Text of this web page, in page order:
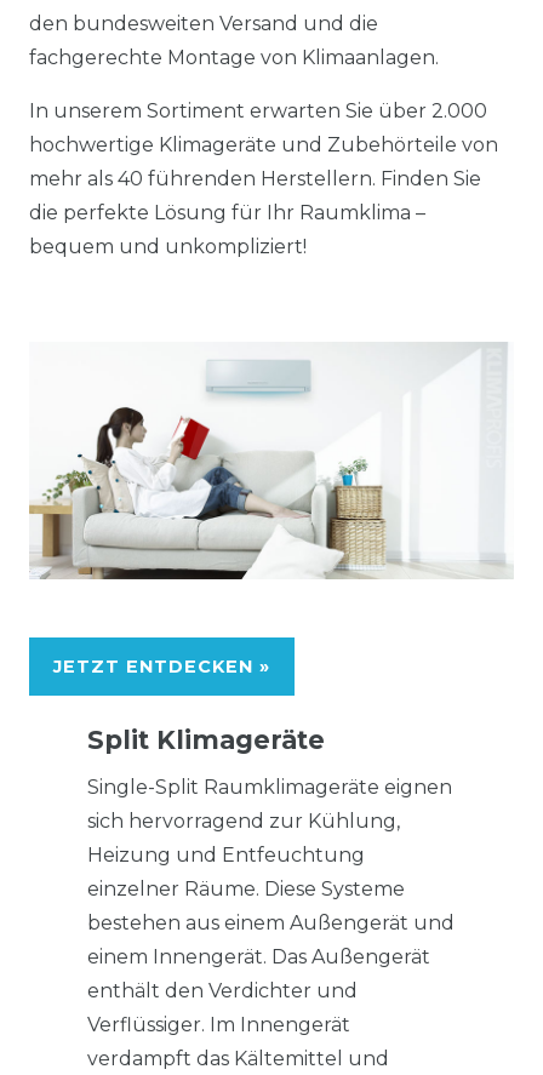
den bundesweiten Versand und die
fachgerechte Montage von Klimaanlagen.
In unserem Sortiment erwarten Sie über 2.000
hochwertige Klimageräte und Zubehörteile von
mehr als 40 führenden Herstellern. Finden Sie
die perfekte Lösung für Ihr Raumklima –
bequem und unkompliziert!
JETZT ENTDECKEN »
Split Klimageräte
Single-Split Raumklimageräte eignen
sich hervorragend zur Kühlung,
Heizung und Entfeuchtung
einzelner Räume. Diese Systeme
bestehen aus einem Außengerät und
einem Innengerät. Das Außengerät
enthält den Verdichter und
Verflüssiger. Im Innengerät
verdampft das Kältemittel und